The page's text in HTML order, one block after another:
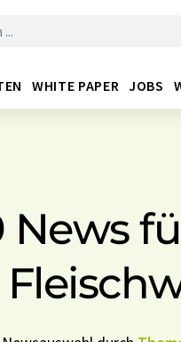
WHITE PAPER JOBS
News